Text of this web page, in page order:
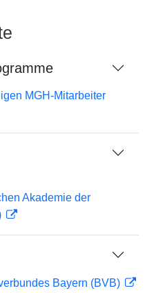
MGH-Mitarbeiter
Akademie der
Bayern (BVB)